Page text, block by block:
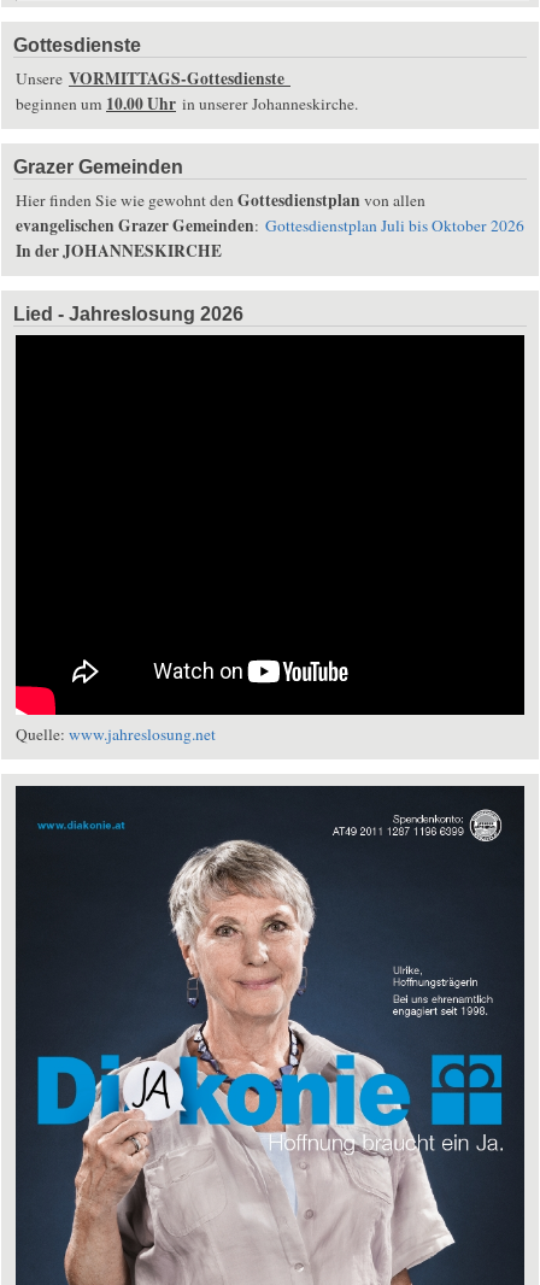
Gottesdienste
Unsere VORMITTAGS-Gottesdienste
beginnen um 10.00 Uhr in unserer Johanneskirche.
Grazer Gemeinden
Hier finden Sie wie gewohnt den Gottesdienstplan von allen
evangelischen Grazer Gemeinden: Gottesdienstplan Juli bis Oktober 2026
In der JOHANNESKIRCHE
Lied - Jahreslosung 2026
Quelle: www.jahreslosung.net